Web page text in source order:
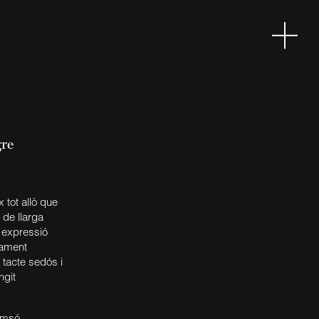
tot allò que
de llarga
expressió
tacte sedós i